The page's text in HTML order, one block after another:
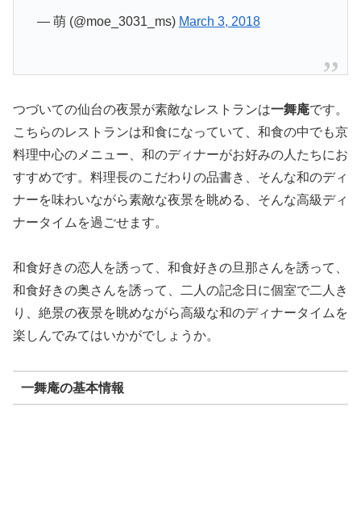
— 萌 (@moe_3031_ms) March 3, 2018
つづいての仙台の夜景が素敵なレストランは一舞庵です。
こちらのレストランは和食になっていて、和食の中でも京
料理中心のメニュー、和のディナーがお好みの人たちにお
すすめです。料理長のこだわりの品書き、そんな和のディ
ナーを味わいながら素敵な夜景を眺める、そんな高級ディ
ナータイムを過ごせます。
和食好きの恋人を誘って、和食好きの旦那さんを誘って、
和食好きの奥さんを誘って、二人の記念日に個室で二人き
り、絶景の夜景を眺めながら高級な和のディナータイムを
楽しんでみてはいかがでしょうか。
一舞庵の基本情報